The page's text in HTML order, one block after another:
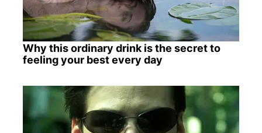
Why this ordinary drink is the secret to
feeling your best every day